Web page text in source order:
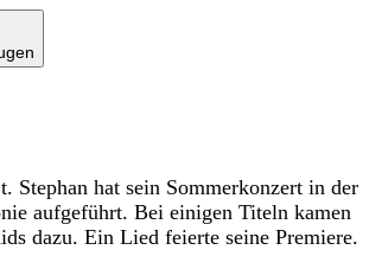
Stephan hat sein Sommerkonzert in der
aufgeführt. Bei einigen Titeln kamen
dazu. Ein Lied feierte seine Premiere.